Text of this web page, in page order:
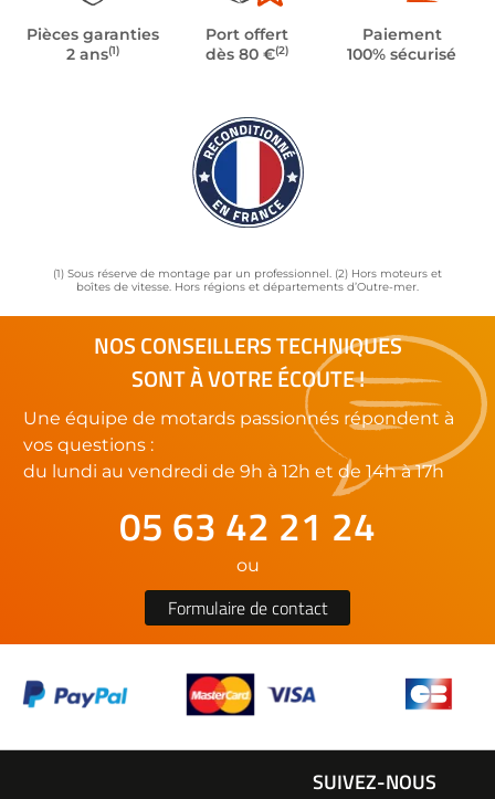
Pièces garanties
2 ans(1)
Port offert
dès 80 €(2)
Paiement
100% sécurisé
(1) Sous réserve de montage par un professionnel. (2) Hors moteurs et
boîtes de vitesse. Hors régions et départements d’Outre-mer.
NOS CONSEILLERS TECHNIQUES
SONT À VOTRE ÉCOUTE !
Une équipe de motards passionnés répondent à
vos questions :
du lundi au vendredi de 9h à 12h et de 14h à 17h
05 63 42 21 24
ou
Formulaire de contact
SUIVEZ-NOUS